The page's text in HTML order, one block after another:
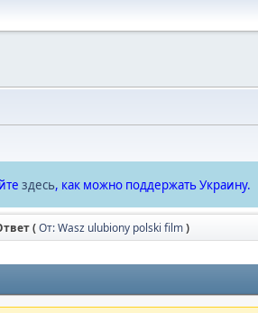
здесь, как можно поддержать Украину.
(От: Wasz ulubiony polski film)